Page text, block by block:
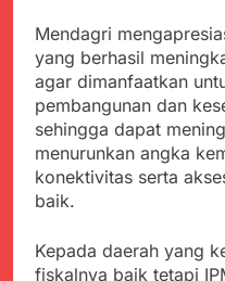
Mendagri
yang berhasil
agar dimanfaatkan
pembangunan dan
sehingga dapat
menurunkan angka
konektivitas serta
baik.
Kepada daerah yang
fiskalnya baik tetapi